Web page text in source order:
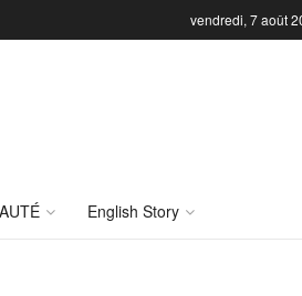
vendredi, 7 août
English Story